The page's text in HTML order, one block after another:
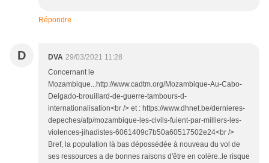
Répondre
D DVA 29/03/2021 11:28
Concernant le
Mozambique...http://www.cadtm.org/Mozambique-Au-Cabo-
Delgado-brouillard-de-guerre-tambours-d-
internationalisation<br /> et : https://www.dhnet.be/dernieres-
depeches/afp/mozambique-les-civils-fuient-par-milliers-les-
violences-jihadistes-6061409c7b50a60517502e24<br />
Bref, la population là bas dépossédée à nouveau du vol de
ses ressources a de bonnes raisons d'être en colère..le risque